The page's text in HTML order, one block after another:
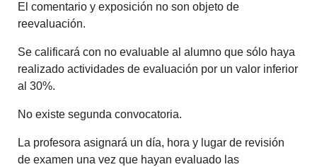
El comentario y exposición no son objeto de
reevaluación.
Se calificará con no evaluable al alumno que sólo haya
realizado actividades de evaluación por un valor inferior
al 30%.
No existe segunda convocatoria.
La profesora asignará un día, hora y lugar de revisión
de examen una vez que hayan evaluado las